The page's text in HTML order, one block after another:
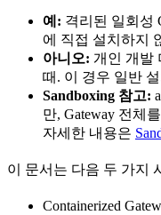
예: 격리된 일회성
에 직접 설치하지
아니오: 개인 개발
때. 이 경우 일반
Sandboxing 참고:
만, Gateway 전체
자세한 내용은
이 문서는 다음 두 가지
Containerized